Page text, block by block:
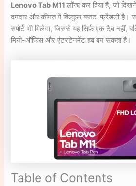
Lenovo Tab M11लॉन्च कर दिया है, जो
दमदार और कीमत में बिल्कुल बजट-फ्रेंडली है।
सपोर्ट भी मिलेगा, जिससे यह सिर्फ एक टैब नहीं,
मिनी-ऑफिस और एंटरटेनमेंट हब बन सकता है।
Table of Contents